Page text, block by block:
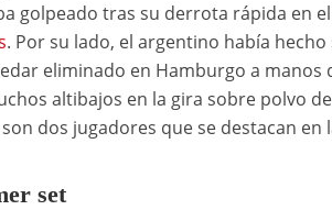
golpeado tras su derrota rápida en
. Por su lado, el argentino había
eliminado en Hamburgo a
altibajos en la gira sobre polvo
dos jugadores que se destacan en
set